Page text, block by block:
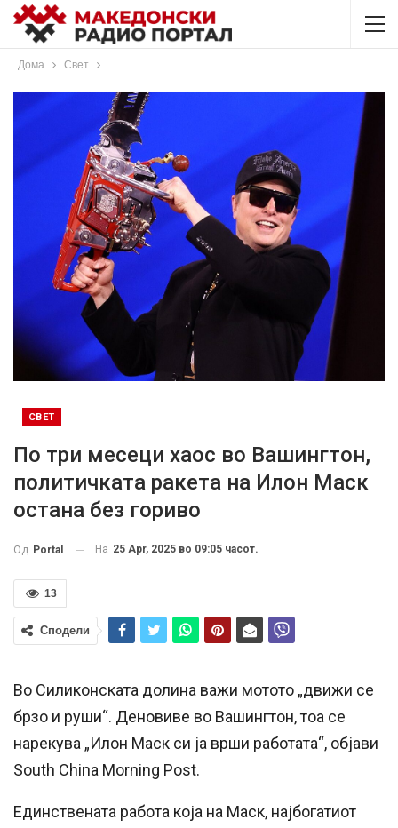
Дома Свет
СВЕТ
По три месеци хаос во Вашингтон,
политичката ракета на Илон Маск
остана без гориво
Од Portal На 25 Apr, 2025 во 09:05 часот.
13
Сподели
Во Силиконската долина важи мотото „движи се
брзо и руши“. Деновиве во Вашингтон, тоа се
нарекува „Илон Маск си ја врши работата“, објави
South China Morning Post.
Единствената работа која на Маск, најбогатиот